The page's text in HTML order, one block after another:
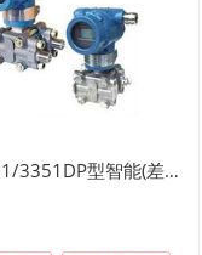
HD3851/3351DP型智能(差压)(压力）变送器